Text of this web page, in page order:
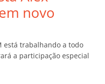
novo
está trabalhando a todo
a participação especial